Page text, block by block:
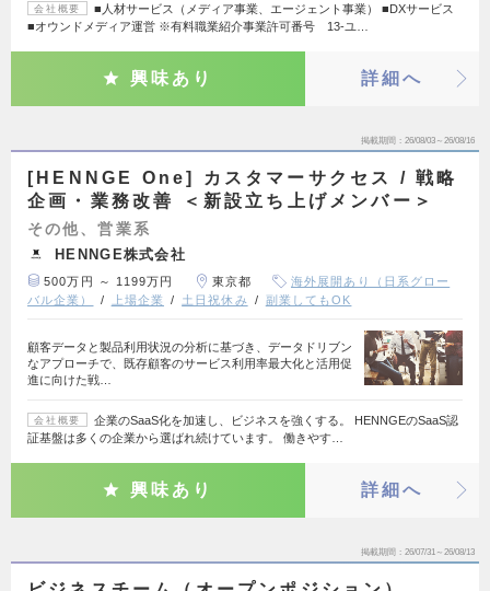
会社概要
■人材サービス（メディア事業、エージェント事業） ■DXサービス
■オウンドメディア運営 ※有料職業紹介事業許可番号 13-ユ…
興味あり 詳細へ
掲載期間 26/08/03～26/08/16
[HENNGE One] カスタマーサクセス / 戦略
企画・業務改善 ＜新設立ち上げメンバー＞
その他、営業系
HENNGE株式会社
500万円 ～ 1199万円 東京都
海外展開あり（日系グロー
バル企業）
上場企業 土日祝休み 副業してもOK
顧客データと製品利用状況の分析に基づき、データドリブン
なアプローチで、既存顧客のサービス利用率最大化と活用促
進に向けた戦…
会社概要
企業のSaaS化を加速し、ビジネスを強くする。 HENNGEのSaaS認
証基盤は多くの企業から選ばれ続けています。 働きやす…
興味あり 詳細へ
掲載期間 26/07/31～26/08/13